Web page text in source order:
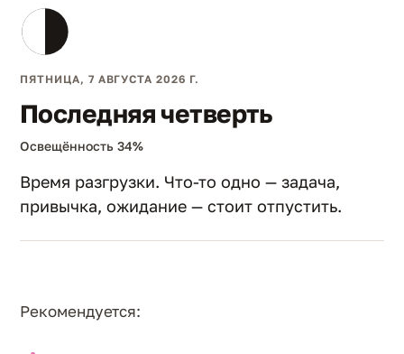
ПЯТНИЦА, 7 АВГУСТА 2026 Г.
Последняя четверть
Освещённость 34%
Время разгрузки. Что-то одно — задача,
привычка, ожидание — стоит отпустить.
Рекомендуется: